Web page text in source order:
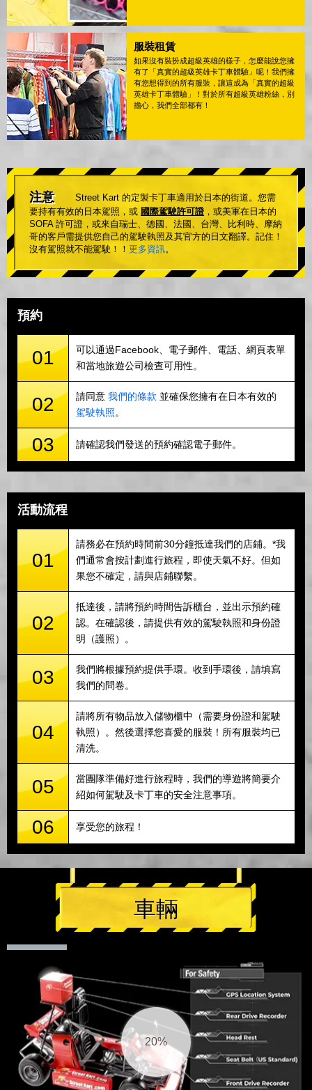
服裝租賃
如果沒有裝扮成超級英雄的樣子，怎麼能說您擁
有了「真實的超級英雄卡丁車體驗」呢！我們擁
有您想得到的所有服裝，讓這成為「真實的超級
英雄卡丁車體驗」！對於所有超級英雄粉絲，別
擔心，我們全部都有！
注意
Street Kart 的定製卡丁車適用於日本的街道。您需
要持有有效的日本駕照，或 國際駕駛許可證 ，或美軍在日本的
SOFA 許可證，或來自瑞士、德國、法國、台灣、比利時、摩納
哥的客戶需提供您自己的駕駛執照及其官方的日文翻譯。記住！
沒有駕照就不能駕駛！！ 更多資訊。
預約
01
可以通過Facebook、電子郵件、電話、網頁表單
和當地旅遊公司檢查可用性。
02 請同意 我們的條款 並確保您擁有在日本有效的
駕駛執照。
03 請確認我們發送的預約確認電子郵件。
活動流程
01
請務必在預約時間前30分鐘抵達我們的店鋪。*我
們通常會按計劃進行旅程，即使天氣不好。但如
果您不確定，請與店鋪聯繫。
02
抵達後，請將預約時間告訴櫃台，並出示預約確
認。在確認後，請提供有效的駕駛執照和身份證
明（護照）。
03
我們將根據預約提供手環。收到手環後，請填寫
我們的問卷。
04
請將所有物品放入儲物櫃中（需要身份證和駕駛
執照）。然後選擇您喜愛的服裝！所有服裝均已
清洗。
05
當團隊準備好進行旅程時，我們的導遊將簡要介
紹如何駕駛及卡丁車的安全注意事項。
06 享受您的旅程！
車輛
21%